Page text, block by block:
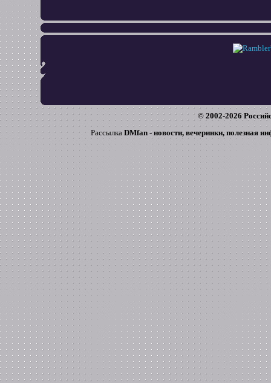
© 2002-2026
Рассылка DMfan - новости, вечеринки, полезная